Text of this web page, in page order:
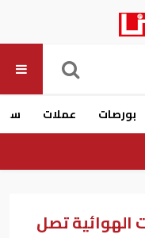
بورصات عملات
الهوائية تصل